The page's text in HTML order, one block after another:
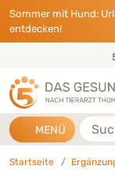
Direkt zu:
INHALT
HAUPTMENÜ
FOOTER
Sommer mit Hund:
entdecken!
MENÜ Suche
Startseite